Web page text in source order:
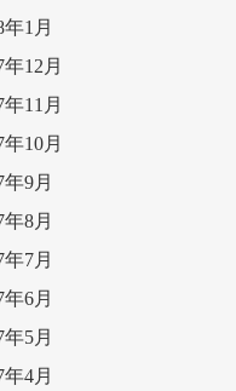
年1月
年12月
年11月
年10月
年9月
年8月
年7月
年6月
年5月
年4月